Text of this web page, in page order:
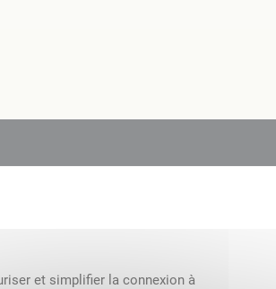
et simplifier la connexion à